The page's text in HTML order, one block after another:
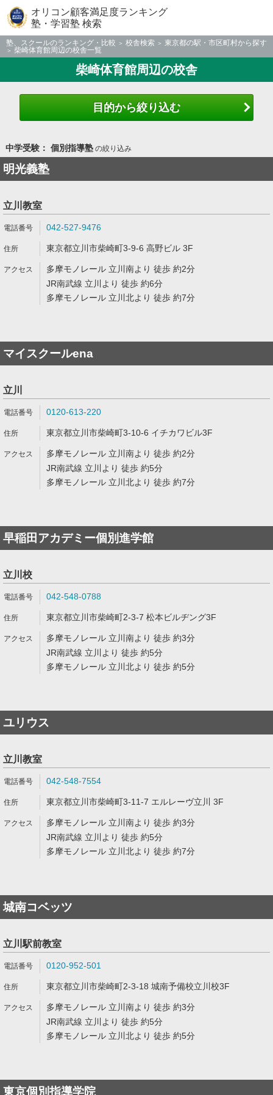
オリコン顧客満足度ランキング
塾・学習塾 検索
塾、スクールのランキング・比較 校舎検索
東京都の駅・市区町村から探す
柴崎体育館周辺の校舎一覧
柴崎体育館周辺の校舎
目的から絞り込む
中学受験： 個別指導塾の絞り込み
明光義塾
立川教室
042-527-9476
東京都立川市柴崎町3-9-6 高野ビル 3F
多摩モノレール 立川南より 徒歩 約2分
JR南武線 立川より 徒歩 約6分
多摩モノレール 立川北より 徒歩 約7分
マイスクールena
立川
0120-613-220
東京都立川市柴崎町3-10-6 イチカワビル3F
多摩モノレール 立川南より 徒歩 約2分
JR南武線 立川より 徒歩 約5分
多摩モノレール 立川北より 徒歩 約7分
早稲田アカデミー個別進学館
立川校
042-548-0788
東京都立川市柴崎町2-3-7 松本ビルヂング3F
多摩モノレール 立川南より 徒歩 約3分
JR南武線 立川より 徒歩 約5分
多摩モノレール 立川北より 徒歩 約5分
ユリウス
立川教室
042-548-7554
東京都立川市柴崎町3-11-7 エルレーヴ立川 3F
多摩モノレール 立川南より 徒歩 約3分
JR南武線 立川より 徒歩 約5分
多摩モノレール 立川北より 徒歩 約7分
城南コベッツ
立川駅前教室
0120-952-501
東京都立川市柴崎町2-3-18 城南予備校立川校3F
多摩モノレール 立川南より 徒歩 約3分
JR南武線 立川より 徒歩 約5分
多摩モノレール 立川北より 徒歩 約5分
東京個別指導学院